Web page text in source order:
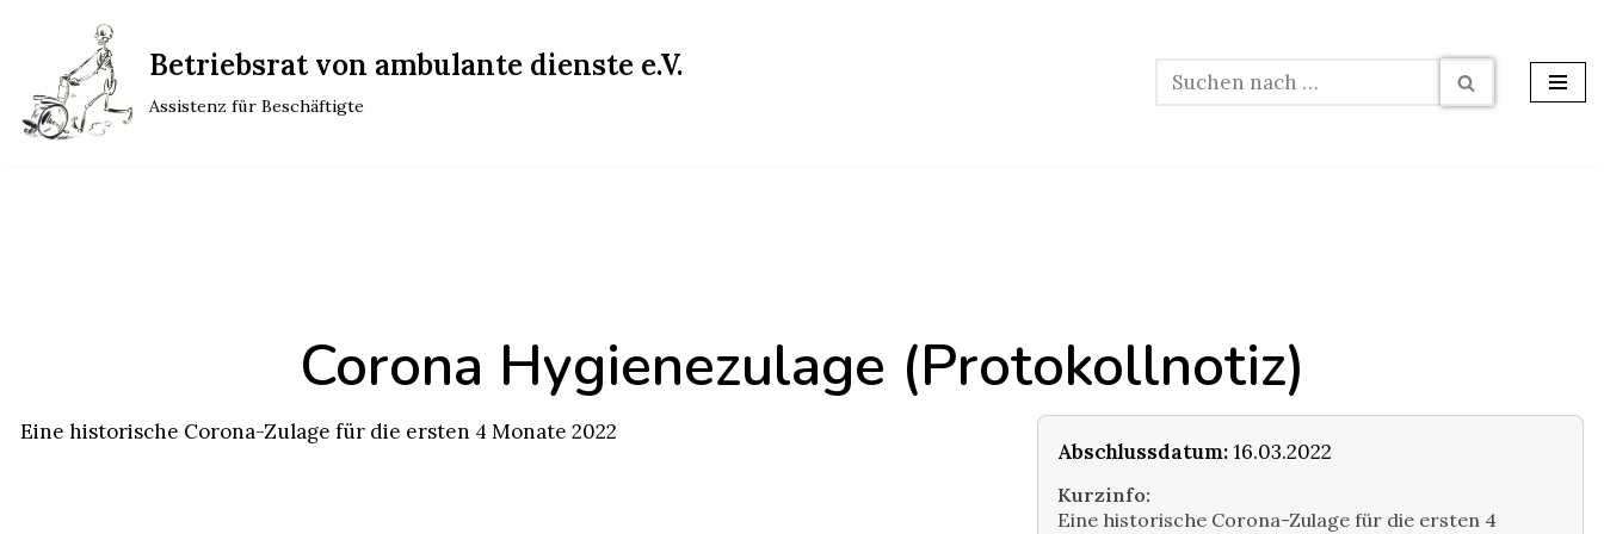
Inhalt
springen
Betriebsrat von ambulante dienste e.V.
Assistenz für Beschäftigte
Corona Hygienezulage (Protokollnotiz)
Abschlussdatum: 16.03.2022
Kurzinfo:
Eine historische Corona-Zulage für die ersten 4
Eine historische Corona-Zulage für die ersten 4 Monate 2022